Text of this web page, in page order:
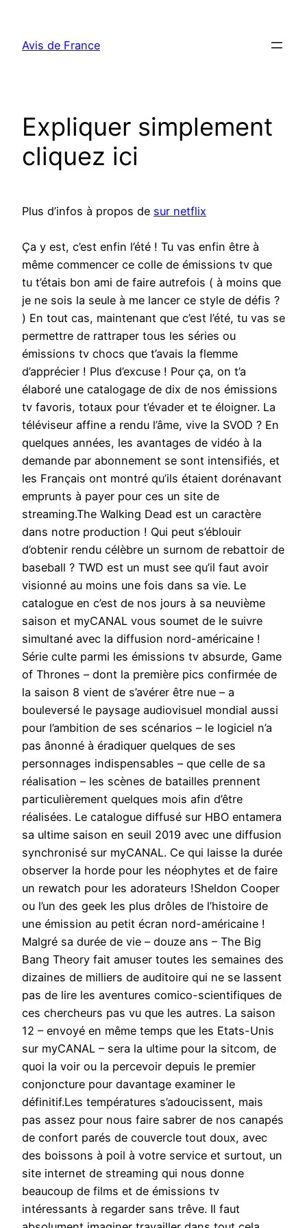
contenu
Avis de France
Expliquer simplement
cliquez ici
Plus d’infos à propos de sur netflix
Ça y est, c’est enfin l’été ! Tu vas enfin être à
même commencer ce colle de émissions tv que
tu t’étais bon ami de faire autrefois ( à moins que
je ne sois la seule à me lancer ce style de défis ?
) En tout cas, maintenant que c’est l’été, tu vas se
permettre de rattraper tous les séries ou
émissions tv chocs que t’avais la flemme
d’apprécier ! Plus d’excuse ! Pour ça, on t’a
élaboré une catalogage de dix de nos émissions
tv favoris, totaux pour t’évader et te éloigner. La
téléviseur affine a rendu l’âme, vive la SVOD ? En
quelques années, les avantages de vidéo à la
demande par abonnement se sont intensifiés, et
les Français ont montré qu’ils étaient dorénavant
emprunts à payer pour ces un site de
streaming.The Walking Dead est un caractère
dans notre production ! Qui peut s’éblouir
d’obtenir rendu célèbre un surnom de rebattoir de
baseball ? TWD est un must see qu’il faut avoir
visionné au moins une fois dans sa vie. Le
catalogue en c’est de nos jours à sa neuvième
saison et myCANAL vous soumet de le suivre
simultané avec la diffusion nord-américaine !
Série culte parmi les émissions tv absurde, Game
of Thrones – dont la première pics confirmée de
la saison 8 vient de s’avérer être nue – a
bouleversé le paysage audiovisuel mondial aussi
pour l’ambition de ses scénarios – le logiciel n’a
pas ânonné à éradiquer quelques de ses
personnages indispensables – que celle de sa
réalisation – les scènes de batailles prennent
particulièrement quelques mois afin d’être
réalisées. Le catalogue diffusé sur HBO entamera
sa ultime saison en seuil 2019 avec une diffusion
synchronisé sur myCANAL. Ce qui laisse la durée
observer la horde pour les néophytes et de faire
un rewatch pour les adorateurs !Sheldon Cooper
ou l’un des geek les plus drôles de l’histoire de
une émission au petit écran nord-américaine !
Malgré sa durée de vie – douze ans – The Big
Bang Theory fait amuser toutes les semaines des
dizaines de milliers de auditoire qui ne se lassent
pas de lire les aventures comico-scientifiques de
ces chercheurs pas vu que les autres. La saison
12 – envoyé en même temps que les Etats-Unis
sur myCANAL – sera la ultime pour la sitcom, de
quoi la voir ou la percevoir depuis le premier
conjoncture pour davantage examiner le
définitif.Les températures s’adoucissent, mais
pas assez pour nous faire sabrer de nos canapés
de confort parés de couvercle tout doux, avec
des boissons à poil à votre service et surtout, un
site internet de streaming qui nous donne
beaucoup de films et de émissions tv
intéressants à regarder sans trêve. Il faut